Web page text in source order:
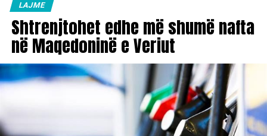
LAJME
Shtrenjtohet edhe më shumë nafta
në Maqedoninë e Veriut